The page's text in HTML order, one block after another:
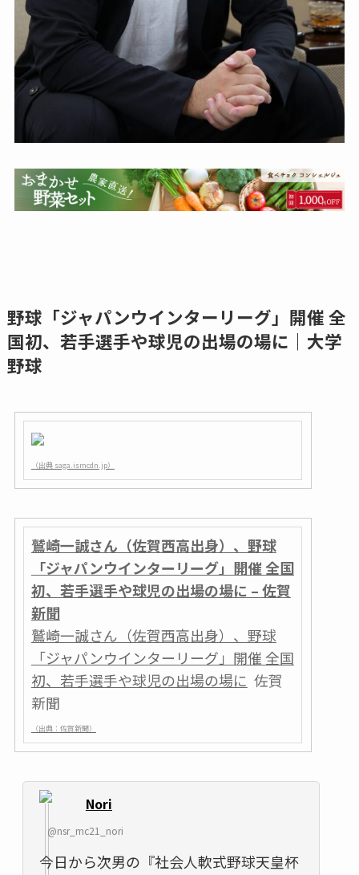
野球「ジャパンウインターリーグ」開催 全
国初、若手選手や球児の出場の場に｜大学
野球
（出典 saga.ismcdn.jp）
鷲崎一誠さん（佐賀西高出身）、野球
「ジャパンウインターリーグ」開催 全国
初、若手選手や球児の出場の場に – 佐賀
新聞
鷲崎一誠さん（佐賀西高出身）、野球
「ジャパンウインターリーグ」開催 全国
初、若手選手や球児の出場の場に 佐賀
新聞
（出典：佐賀新聞）
Nori
@nsr_mc21_nori
今日から次男の『社会人軟式野球天皇杯